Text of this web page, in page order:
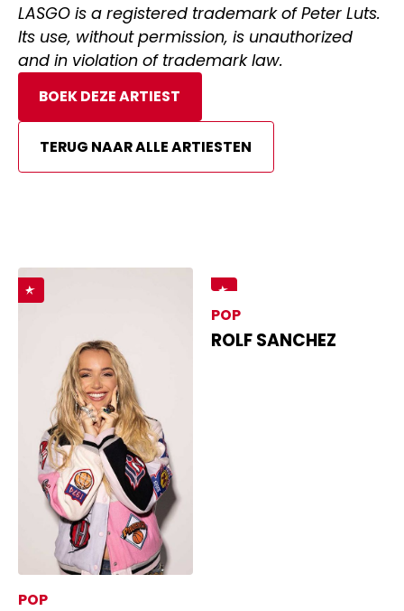
LASGO is a registered trademark of Peter Luts.
Its use, without permission, is unauthorized
and in violation of trademark law.
BOEK DEZE ARTIEST
TERUG NAAR ALLE ARTIESTEN
POP
ROLF SANCHEZ
POP